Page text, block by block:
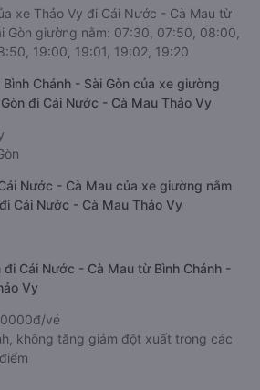
xe Thảo Vy đi Cái Nước - Cà Mau từ
Gòn giường nằm: 07:30, 07:50, 08:00,
19:00, 19:01, 19:02, 19:20
Chánh - Sài Gòn của xe giường
đi Cái Nước - Cà Mau Thảo Vy
Nước - Cà Mau của xe giường nằm
Cái Nước - Cà Mau Thảo Vy
Cái Nước - Cà Mau từ Bình Chánh -
Vy
vé
không tăng giảm đột xuất trong các